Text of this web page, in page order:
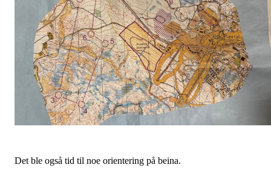
Det ble også tid til noe orientering på beina.